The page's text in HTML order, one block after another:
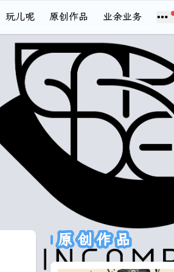
玩儿呢 原创作品 业余业务
原创作品